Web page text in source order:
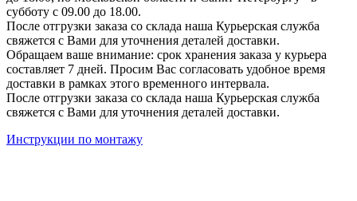
субботу с 09.00 до 18.00.
После отгрузки заказа со склада наша Курьерская служба
свяжется с Вами для уточнения деталей доставки.
Обращаем ваше внимание: срок хранения заказа у курьера
составляет 7 дней. Просим Вас согласовать удобное время
доставки в рамках этого временного интервала.
После отгрузки заказа со склада наша Курьерская служба
свяжется с Вами для уточнения деталей доставки.
Инструкции по монтажу